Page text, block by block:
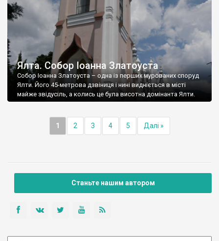
Ялта. Собор Іоанна Златоуста
Собор Іоанна Златоуста – одна із перших мурованих споруд
Ялти. Його 45-метрова дзвіниця і нині видніється в місті
майже звідусіль, а колись це була висотна домінанта Ялти.
1 2 3 4 5 Далі »
Станьте нашим автором